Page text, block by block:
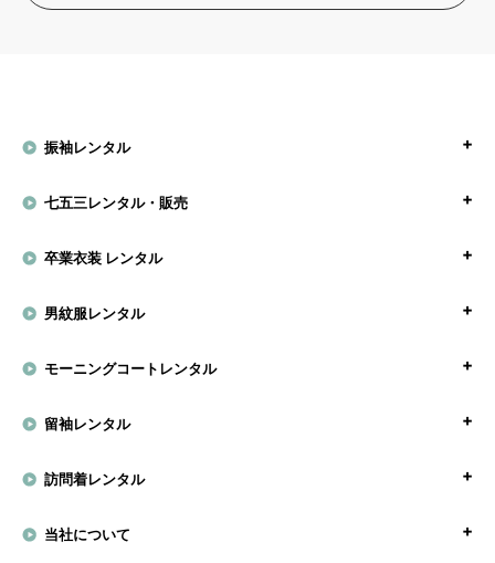
振袖レンタル
七五三レンタル・販売
卒業衣装 レンタル
男紋服レンタル
モーニングコートレンタル
留袖レンタル
訪問着レンタル
当社について